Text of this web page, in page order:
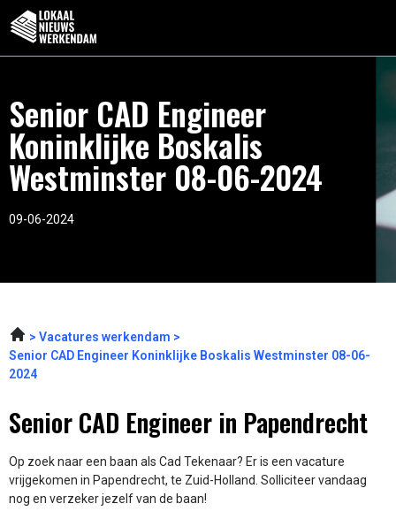
Senior CAD Engineer
Koninklijke Boskalis
Westminster 08-06-2024
09-06-2024
Vacatures werkendam
Senior CAD Engineer Koninklijke Boskalis Westminster 08-06-
2024
Senior CAD Engineer in Papendrecht
Op zoek naar een baan als Cad Tekenaar? Er is een vacature
vrijgekomen in Papendrecht, te Zuid-Holland. Solliciteer vandaag
nog en verzeker jezelf van de baan!